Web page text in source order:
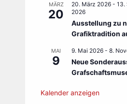
MÄRZ
20
20. März 2026 - 13.
2026
Ausstellung zu
Grafiktradition
MAI
9
9. Mai 2026 - 8.
Neue
Kalender anzeigen